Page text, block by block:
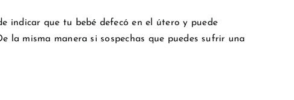
indicar que tu bebé defecó en el útero y puede
misma manera si sospechas que puedes sufrir una